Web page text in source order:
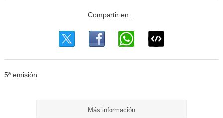
5ª emisión
Más información